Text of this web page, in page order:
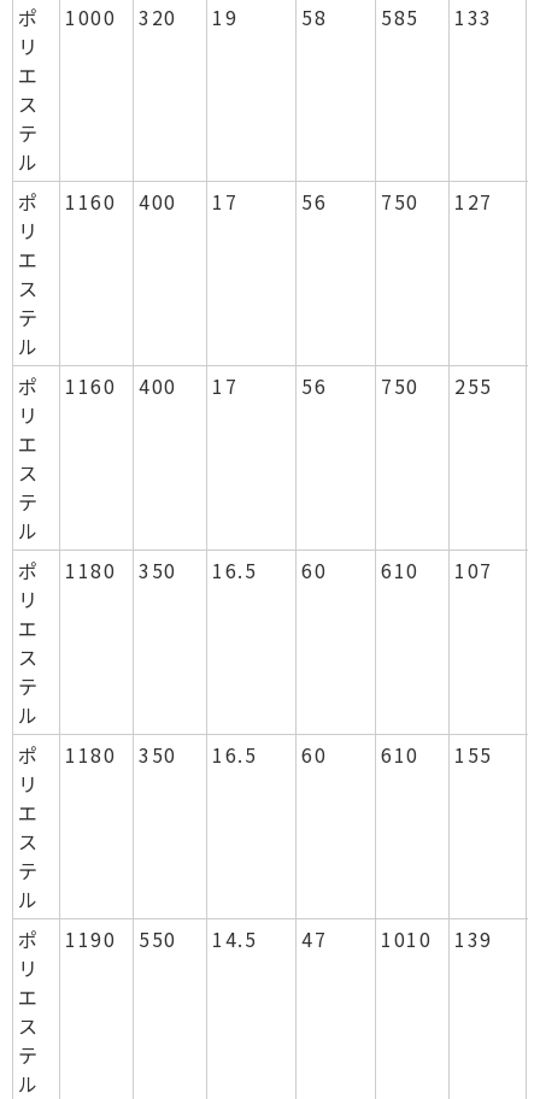
ポ
リ
エ
ス
テ
ル
1000 320 19 58 585 133
ポ
リ
エ
ス
テ
ル
1160 400 17 56 750 127
ポ
リ
エ
ス
テ
ル
1160 400 17 56 750 255
ポ
リ
エ
ス
テ
ル
1180 350 16.5 60 610 107
ポ
リ
エ
ス
テ
ル
1180 350 16.5 60 610 155
ポ
リ
エ
ス
テ
ル
1190 550 14.5 47 1010 139